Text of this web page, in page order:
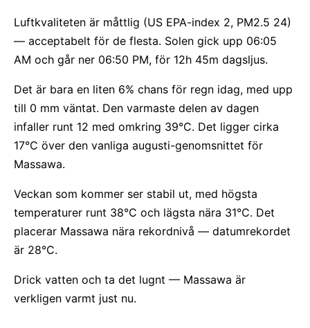
Luftkvaliteten är måttlig (US EPA-index 2, PM2.5 24)
— acceptabelt för de flesta. Solen gick upp 06:05
AM och går ner 06:50 PM, för 12h 45m dagsljus.
Det är bara en liten 6% chans för regn idag, med upp
till 0 mm väntat. Den varmaste delen av dagen
infaller runt 12 med omkring 39°C. Det ligger cirka
17°C över den vanliga augusti-genomsnittet för
Massawa.
Veckan som kommer ser stabil ut, med högsta
temperaturer runt 38°C och lägsta nära 31°C. Det
placerar Massawa nära rekordnivå — datumrekordet
är 28°C.
Drick vatten och ta det lugnt — Massawa är
verkligen varmt just nu.